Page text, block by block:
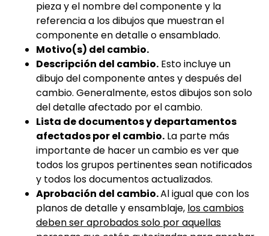
pieza y el nombre del componente y la
referencia a los dibujos que muestran el
componente en detalle o ensamblado.
Motivo(s) del cambio.
Descripción del cambio. Esto incluye un
dibujo del componente antes y después del
cambio. Generalmente, estos dibujos son solo
del detalle afectado por el cambio.
Lista de documentos y departamentos
afectados por el cambio. La parte más
importante de hacer un cambio es ver que
todos los grupos pertinentes sean notificados
y todos los documentos actualizados.
Aprobación del cambio.Al igual que con los
planos de detalle y ensamblaje, los cambios
deben ser aprobados solo por aquellas